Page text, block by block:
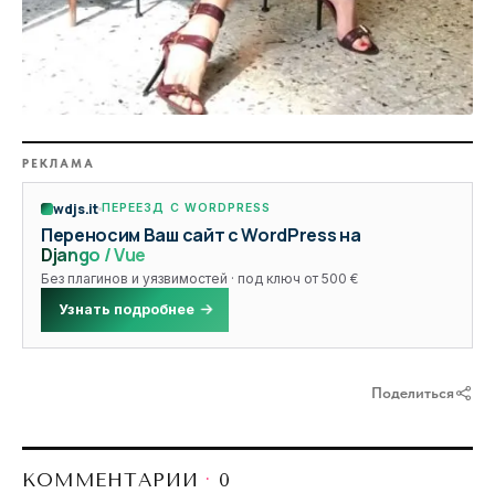
РЕКЛАМА
wdjs.it ПЕРЕЕЗД С WORDPRESS
Переносим Ваш сайт с WordPress на
Django / Vue
Без плагинов и уязвимостей · под ключ от 500 €
Узнать подробнее
Поделиться
КОММЕНТАРИИ · 0